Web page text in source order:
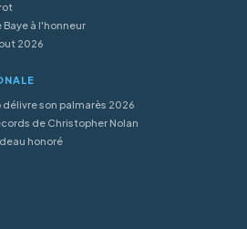
à l'honneur
2026
son palmarès 2026
de Christopher Nolan
honoré